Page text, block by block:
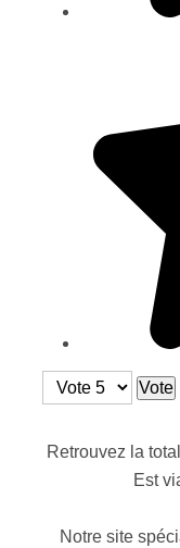
Veuillez voter
Retrouvez la
Est
Notre site